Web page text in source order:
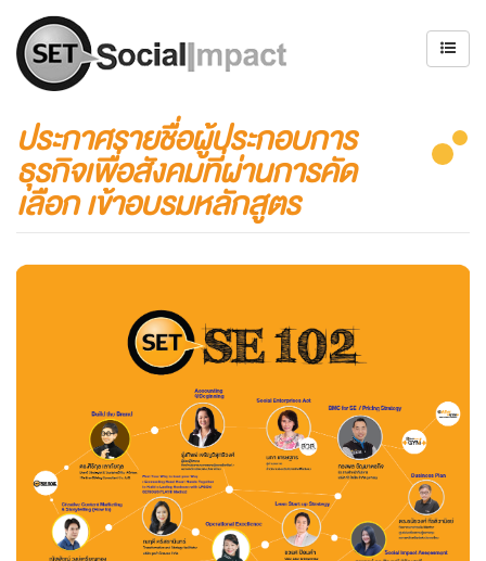
ประกาศรายชื่อผู้ประกอบการ
ธุรกิจเพื่อสังคมที่ผ่านการคัด
เลือก เข้าอบรมหลักสูตร